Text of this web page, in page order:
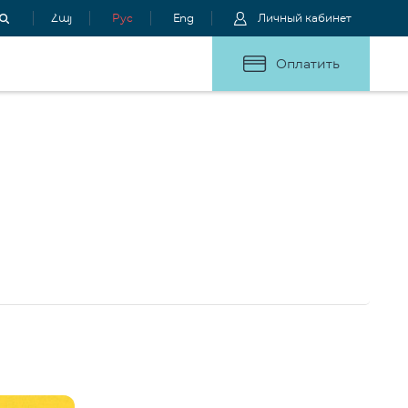
Հայ Рус Eng Личный кабинет
Оплатить